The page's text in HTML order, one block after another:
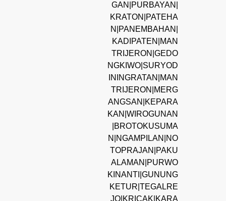
GAN|PURBAYAN|
KRATON|PATEHA
N|PANEMBAHAN|
KADIPATEN|MAN
TRIJERON|GEDO
NGKIWO|SURYOD
ININGRATAN|MAN
TRIJERON|MERG
ANGSAN|KEPARA
KAN|WIROGUNAN
|BROTOKUSUMA
N|NGAMPILAN|NO
TOPRAJAN|PAKU
ALAMAN|PURWO
KINANTI|GUNUNG
KETUR|TEGALRE
JO|KRICAK|KARA